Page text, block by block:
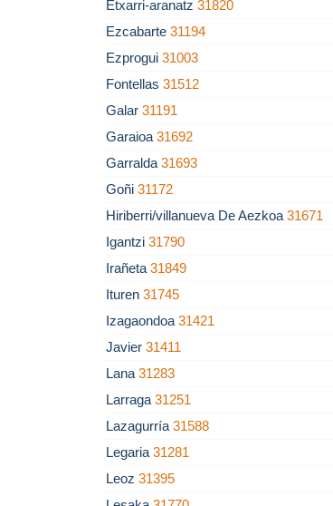
Etxarri-aranatz 31820
Ezcabarte 31194
Ezprogui 31003
Fontellas 31512
Galar 31191
Garaioa 31692
Garralda 31693
Goñi 31172
Hiriberri/villanueva De Aezkoa 31671
Igantzi 31790
Irañeta 31849
Ituren 31745
Izagaondoa 31421
Javier 31411
Lana 31283
Larraga 31251
Lazagurría 31588
Legaria 31281
Leoz 31395